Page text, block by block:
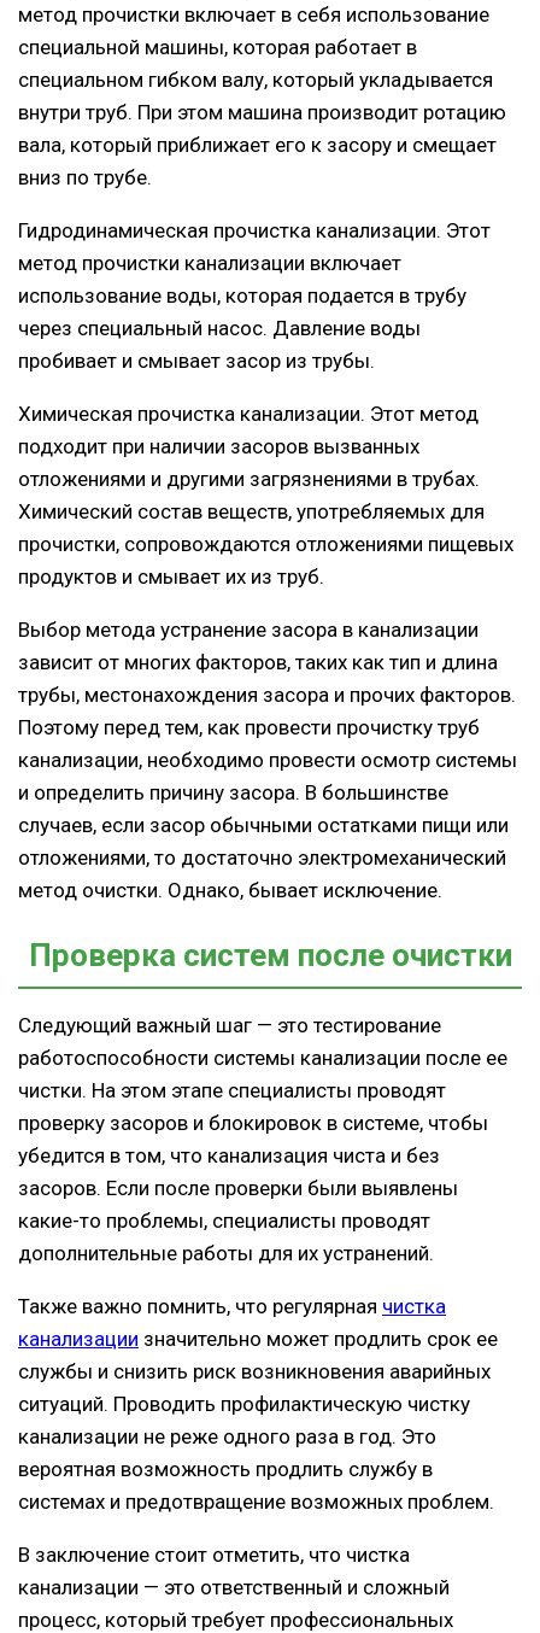
метод прочистки включает в себя использование
специальной машины, которая работает в
специальном гибком валу, который укладывается
внутри труб. При этом машина производит ротацию
вала, который приближает его к засору и смещает
вниз по трубе.
Гидродинамическая прочистка канализации. Этот
метод прочистки канализации включает
использование воды, которая подается в трубу
через специальный насос. Давление воды
пробивает и смывает засор из трубы.
Химическая прочистка канализации. Этот метод
подходит при наличии засоров вызванных
отложениями и другими загрязнениями в трубах.
Химический состав веществ, употребляемых для
прочистки, сопровождаются отложениями пищевых
продуктов и смывает их из труб.
Выбор метода устранение засора в канализации
зависит от многих факторов, таких как тип и длина
трубы, местонахождения засора и прочих факторов.
Поэтому перед тем, как провести прочистку труб
канализации, необходимо провести осмотр системы
и определить причину засора. В большинстве
случаев, если засор обычными остатками пищи или
отложениями, то достаточно электромеханический
метод очистки. Однако, бывает исключение.
Проверка систем после очистки
Следующий важный шаг — это тестирование
работоспособности системы канализации после ее
чистки. На этом этапе специалисты проводят
проверку засоров и блокировок в системе, чтобы
убедится в том, что канализация чиста и без
засоров. Если после проверки были выявлены
какие-то проблемы, специалисты проводят
дополнительные работы для их устранений.
Также важно помнить, что регулярная чистка
канализации значительно может продлить срок ее
службы и снизить риск возникновения аварийных
ситуаций. Проводить профилактическую чистку
канализации не реже одного раза в год. Это
вероятная возможность продлить службу в
системах и предотвращение возможных проблем.
В заключение стоит отметить, что чистка
канализации — это ответственный и сложный
процесс, который требует профессиональных